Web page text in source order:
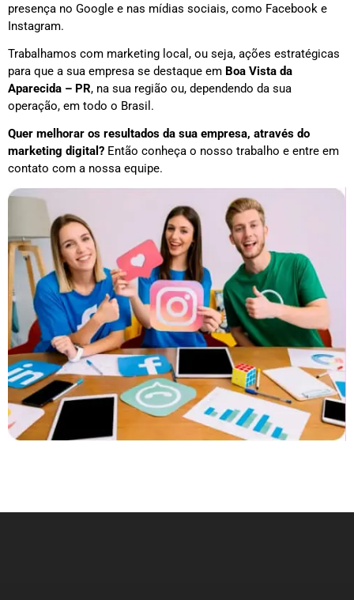
presença no Google e nas mídias sociais, como Facebook e
Instagram.
Trabalhamos com marketing local, ou seja, ações estratégicas
para que a sua empresa se destaque em Boa Vista da
Aparecida – PR, na sua região ou, dependendo da sua
operação, em todo o Brasil.
Quer melhorar os resultados da sua empresa, através do
marketing digital? Então conheça o nosso trabalho e entre em
contato com a nossa equipe.